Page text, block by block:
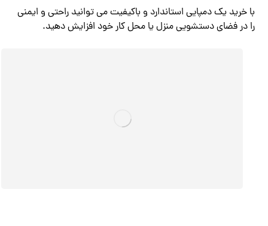
با خرید یک دمپایی استاندارد و باکیفیت می توانید راحتی و ایمنی
را در فضای دستشویی منزل یا محل کار خود افزایش دهید.